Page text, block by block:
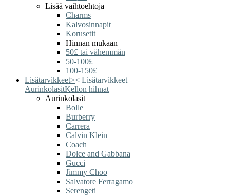
Lisää vaihtoehtoja
Charms
Kalvosinnapit
Korusetit
Hinnan mukaan
50£ tai vähemmän
50-100£
100-150£
Lisätarvikkeet>< Lisätarvikkeet
AurinkolasitKellon hihnat
Aurinkolasit
Bolle
Burberry
Carrera
Calvin Klein
Coach
Dolce and Gabbana
Gucci
Jimmy Choo
Salvatore Ferragamo
Serengeti